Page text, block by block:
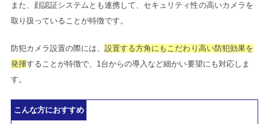
また、顔認証システムとも連携して、セキュリティ性の高いカメラを
取り扱っていることが特徴です。
防犯カメラ設置の際には、設置する方角にもこだわり高い防犯効果を
発揮することが特徴で、1台からの導入など細かい要望にも対応しま
す。
こんな方におすすめ